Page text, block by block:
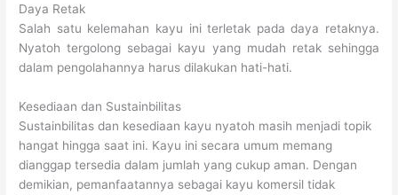
Daya Retak
Salah satu kelemahan kayu ini terletak pada daya retaknya.
Nyatoh tergolong sebagai kayu yang mudah retak sehingga
dalam pengolahannya harus dilakukan hati-hati.
Kesediaan dan Sustainbilitas
Sustainbilitas dan kesediaan kayu nyatoh masih menjadi topik
hangat hingga saat ini. Kayu ini secara umum memang
dianggap tersedia dalam jumlah yang cukup aman. Dengan
demikian, pemanfaatannya sebagai kayu komersil tidak